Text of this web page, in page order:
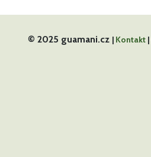
© 2025 guamani.cz | Kontakt |